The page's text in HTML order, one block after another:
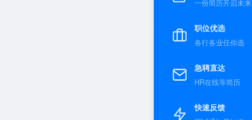
一份简历开启未来
职位优选
各行各业任你选
急聘直达
HR在线等简历
快速反馈